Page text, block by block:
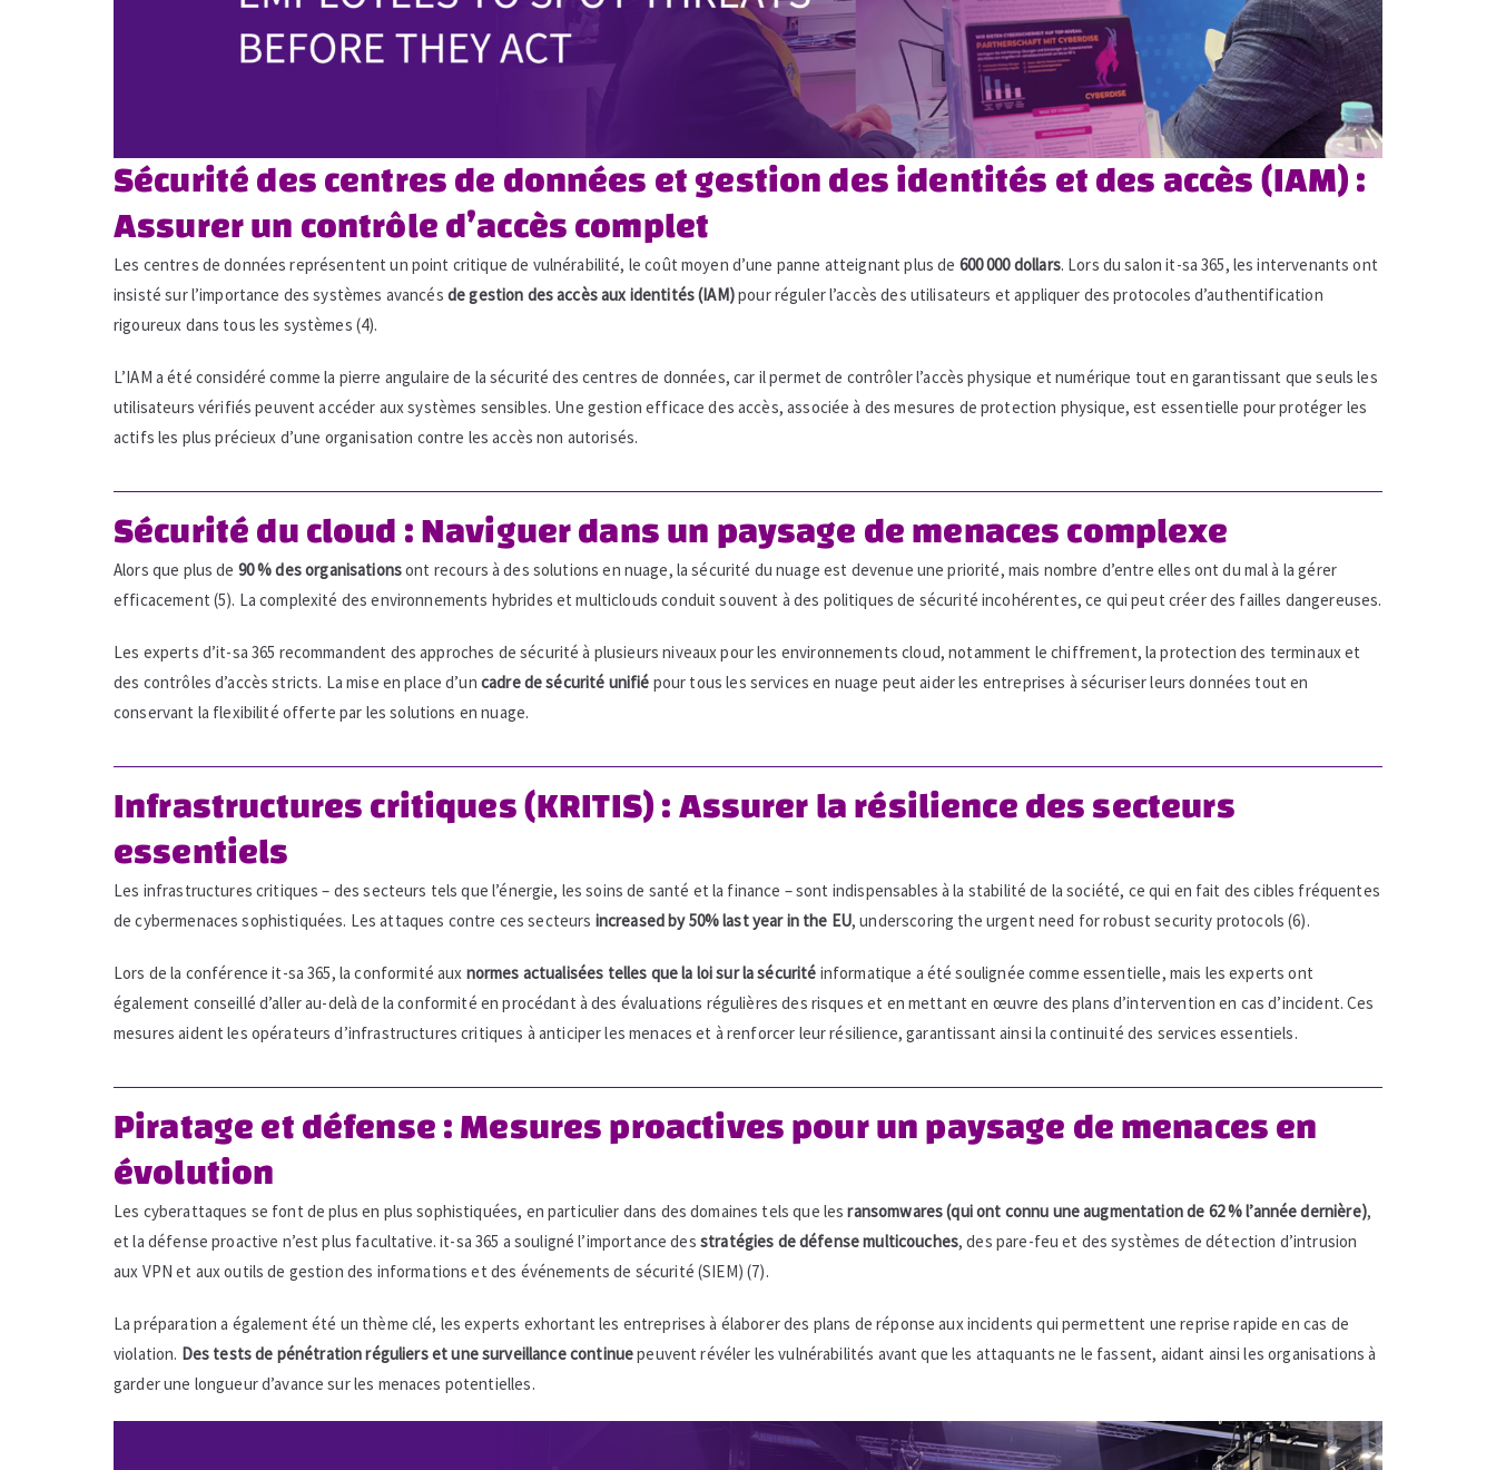
Sécurité des centres de données et gestion des identités et des accès (IAM) :
Assurer un contrôle d’accès complet
Les centres de données représentent un point critique de vulnérabilité, le coût moyen d’une panne atteignant plus de 600 000 dollars. Lors du salon it-sa 365, les intervenants ont
insisté sur l’importance des systèmes avancés de gestion des accès aux identités (IAM)pour réguler l’accès des utilisateurs et appliquer des protocoles d’authentification
rigoureux dans tous les systèmes (4).
L’IAM a été considéré comme la pierre angulaire de la sécurité des centres de données, car il permet de contrôler l’accès physique et numérique tout en garantissant que seuls les
utilisateurs vérifiés peuvent accéder aux systèmes sensibles. Une gestion efficace des accès, associée à des mesures de protection physique, est essentielle pour protéger les
actifs les plus précieux d’une organisation contre les accès non autorisés.
Sécurité du cloud : Naviguer dans un paysage de menaces complexe
Alors que plus de 90 % des organisationsont recours à des solutions en nuage, la sécurité du nuage est devenue une priorité, mais nombre d’entre elles ont du mal à la gérer
efficacement (5). La complexité des environnements hybrides et multiclouds conduit souvent à des politiques de sécurité incohérentes, ce qui peut créer des failles dangereuses.
Les experts d’it-sa 365 recommandent des approches de sécurité à plusieurs niveaux pour les environnements cloud, notamment le chiffrement, la protection des terminaux et
des contrôles d’accès stricts. La mise en place d’un cadre de sécurité unifié pour tous les services en nuage peut aider les entreprises à sécuriser leurs données tout en
conservant la flexibilité offerte par les solutions en nuage.
Infrastructures critiques (KRITIS) : Assurer la résilience des secteurs
essentiels
Les infrastructures critiques – des secteurs tels que l’énergie, les soins de santé et la finance – sont indispensables à la stabilité de la société, ce qui en fait des cibles fréquentes
de cybermenaces sophistiquées. Les attaques contre ces secteurs increased by 50% last year in the EU, underscoring the urgent need for robust security protocols (6).
Lors de la conférence it-sa 365, la conformité aux normes actualisées telles que la loi sur la sécurité informatique a été soulignée comme essentielle, mais les experts ont
également conseillé d’aller au-delà de la conformité en procédant à des évaluations régulières des risques et en mettant en œuvre des plans d’intervention en cas d’incident. Ces
mesures aident les opérateurs d’infrastructures critiques à anticiper les menaces et à renforcer leur résilience, garantissant ainsi la continuité des services essentiels.
Piratage et défense : Mesures proactives pour un paysage de menaces en
évolution
Les cyberattaques se font de plus en plus sophistiquées, en particulier dans des domaines tels que les ransomwares(qui ont connu une augmentation de 62 % l’année dernière),
et la défense proactive n’est plus facultative. it-sa 365 a souligné l’importance des stratégies de défense multicouches, des pare-feu et des systèmes de détection d’intrusion
aux VPN et aux outils de gestion des informations et des événements de sécurité (SIEM) (7).
La préparation a également été un thème clé, les experts exhortant les entreprises à élaborer des plans de réponse aux incidents qui permettent une reprise rapide en cas de
violation. Des tests de pénétration réguliers et une surveillance continuepeuvent révéler les vulnérabilités avant que les attaquants ne le fassent, aidant ainsi les organisations à
garder une longueur d’avance sur les menaces potentielles.